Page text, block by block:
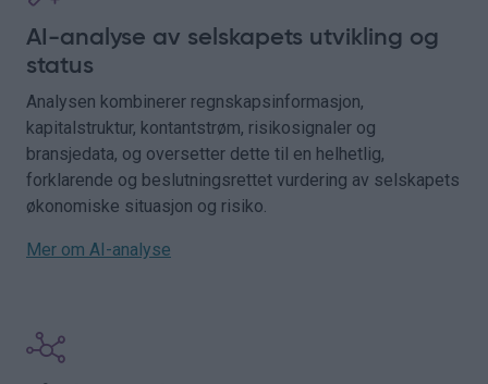
AI-analyse av selskapets utvikling og
status
Analysen kombinerer regnskapsinformasjon,
kapitalstruktur, kontantstrøm, risikosignaler og
bransjedata, og oversetter dette til en helhetlig,
forklarende og beslutningsrettet vurdering av selskapets
økonomiske situasjon og risiko.
Mer om AI-analyse